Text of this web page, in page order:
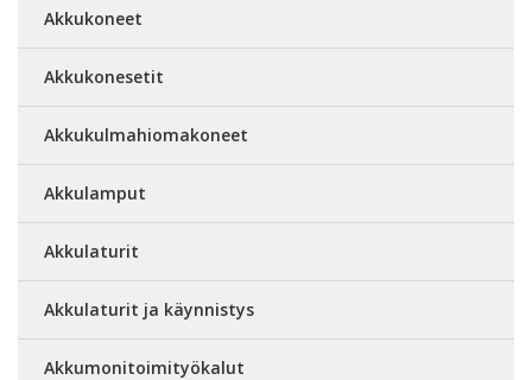
Akkukoneet
Akkukonesetit
Akkukulmahiomakoneet
Akkulamput
Akkulaturit
Akkulaturit ja käynnistys
Akkumonitoimityökalut